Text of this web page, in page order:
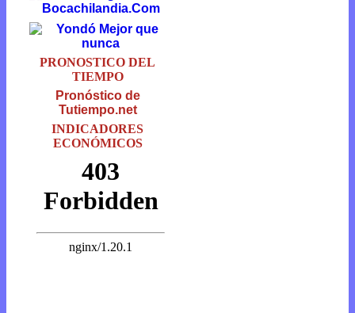
PRONOSTICO DEL
TIEMPO
Pronóstico de
Tutiempo.net
INDICADORES
ECONÓMICOS